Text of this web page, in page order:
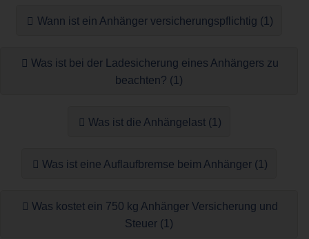
Wann ist ein Anhänger versicherungspflichtig (1)
Was ist bei der Ladesicherung eines Anhängers zu
beachten? (1)
Was ist die Anhängelast (1)
Was ist eine Auflaufbremse beim Anhänger (1)
Was kostet ein 750 kg Anhänger Versicherung und
Steuer (1)